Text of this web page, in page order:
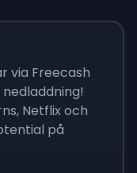
via Freecash
Netflix och
på